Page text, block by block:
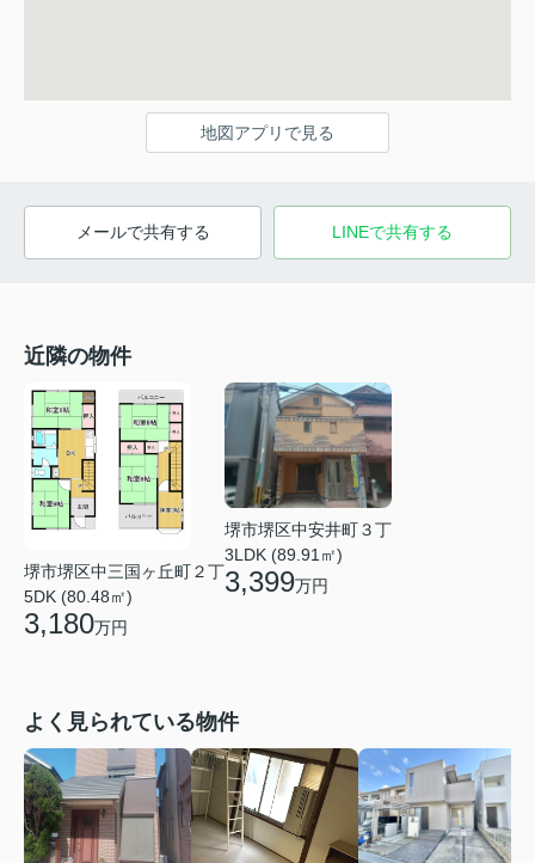
地図アプリで見る
メールで共有する LINEで共有する
近隣の物件
堺市堺区中三国ヶ丘町２丁
5DK (80.48㎡)
3,180万円
堺市堺区中安井町３丁
3LDK (89.91㎡)
3,399万円
よく見られている物件